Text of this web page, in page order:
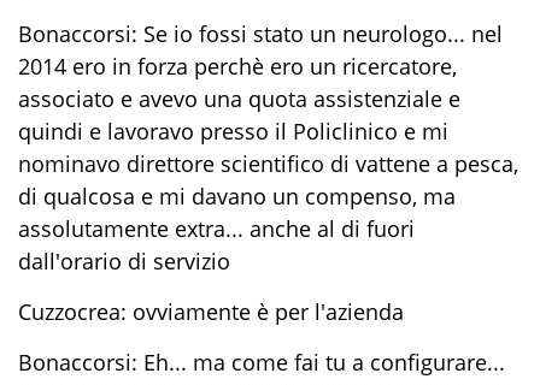
Bonaccorsi: Se io fossi stato un neurologo... nel
2014 ero in forza perchè ero un ricercatore,
associato e avevo una quota assistenziale e
quindi e lavoravo presso il Policlinico e mi
nominavo direttore scientifico di vattene a pesca,
di qualcosa e mi davano un compenso, ma
assolutamente extra... anche al di fuori
dall'orario di servizio
Cuzzocrea: ovviamente è per l'azienda
Bonaccorsi: Eh... ma come fai tu a configurare...